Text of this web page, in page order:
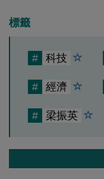
標籤
# 科技
# 經濟
# 梁振英